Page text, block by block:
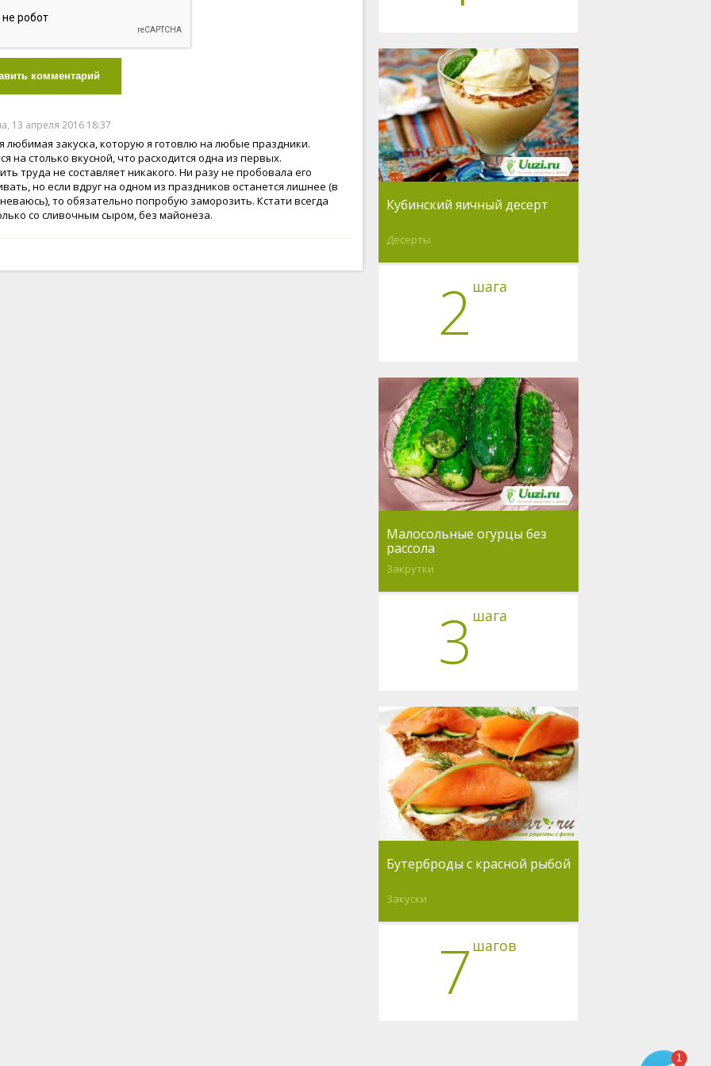
комментарий
13 апреля 2016 18:37
любимая закуска, которую я готовлю на любые праздники.
на столько вкусной, что расходится одна из первых.
труда не составляет никакого. Ни разу не пробовала его
но если вдруг на одном из праздников останется лишнее (в
то обязательно попробую заморозить. Кстати всегда
со сливочным сыром, без майонеза.
Кубинский яичный десерт
Десерты
2 шага
Малосольные огурцы без
рассола
Закрутки
3 шага
Бутерброды с красной рыбой
Закуски
7 шагов
1